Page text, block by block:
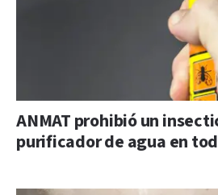
ANMAT prohibió un
purificador de agua en